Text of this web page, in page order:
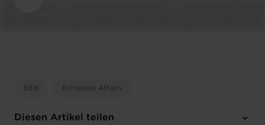
EEN European Affairs
Diesen Artikel teilen